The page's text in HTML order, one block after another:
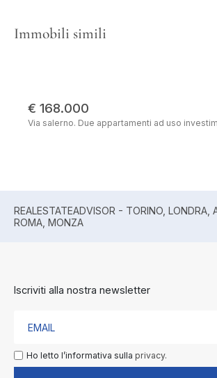
Immobili simili
€ 168.000
Via salerno. Due appartamenti ad uso
REALESTATEADVISOR - TORINO, LONDRA,
ROMA, MONZA
Iscriviti alla nostra newsletter
Ho letto l’informativa sulla privacy.